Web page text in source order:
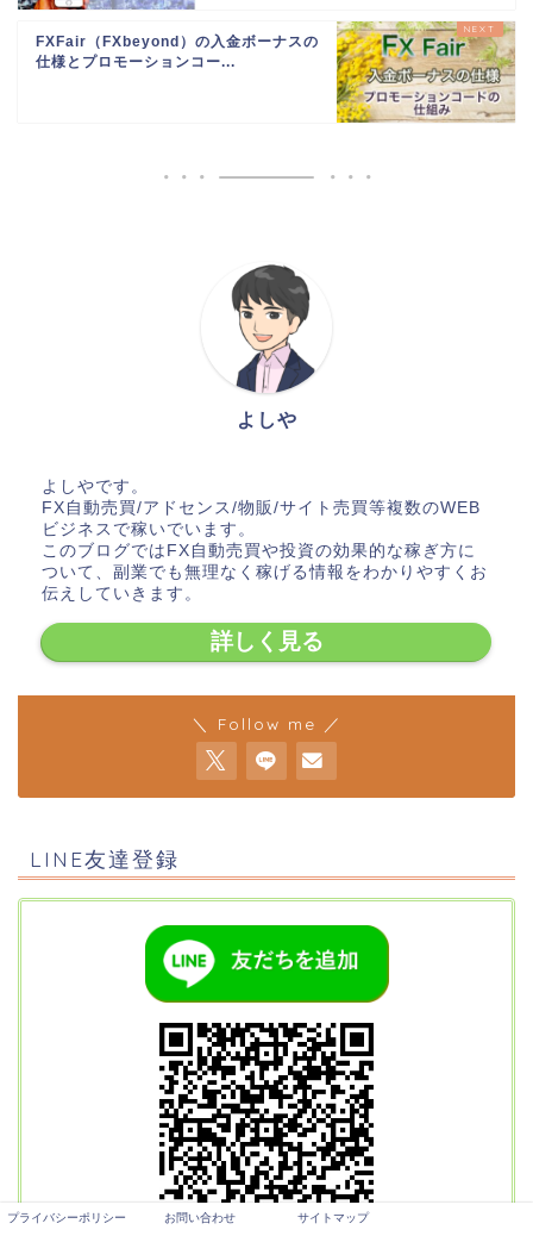
FXFair（FXbeyond）の入金ボーナスの
仕様とプロモーションコー...
よしや
よしやです。
FX自動売買/アドセンス/物販/サイト売買等複数のWEB
ビジネスで稼いでいます。
このブログではFX自動売買や投資の効果的な稼ぎ方に
ついて、副業でも無理なく稼げる情報をわかりやすくお
伝えしていきます。
詳しく見る
＼ Follow me ／
LINE友達登録
プライバシーポリシー お問い合わせ サイトマップ